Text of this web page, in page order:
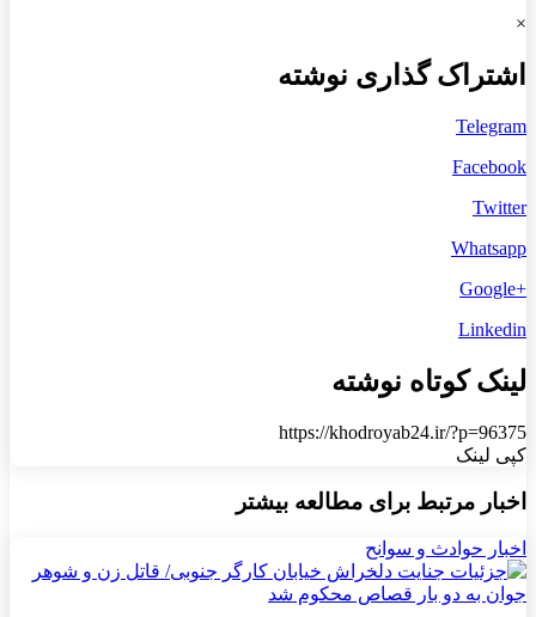
×
اشتراک گذاری نوشته
Telegram
Facebook
Twitter
Whatsapp
+Google
Linkedin
لینک کوتاه نوشته
https://khodroyab24.ir/?p=96375
کپی لینک
اخبار مرتبط برای مطالعه بیشتر
اخبار حوادث و سوانح